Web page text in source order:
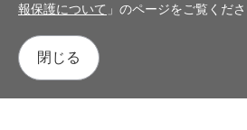
報保護について 」のページをご覧くださ
閉じる